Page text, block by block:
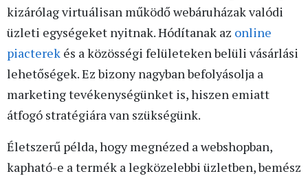
kizárólag virtuálisan működő webáruházak valódi
üzleti egységeket nyitnak. Hódítanak az online
piacterek és a közösségi felületeken belüli vásárlási
lehetőségek. Ez bizony nagyban befolyásolja a
marketing tevékenységünket is, hiszen emiatt
átfogó stratégiára van szükségünk.
Életszerű példa, hogy megnézed a webshopban,
kapható-e a termék a legközelebbi üzletben, bemész